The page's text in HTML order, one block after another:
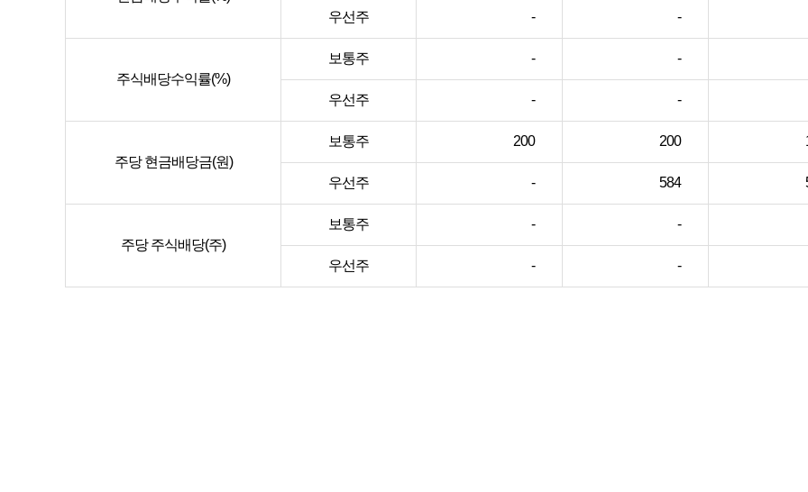
우선주 - -
주식배당수익률(%)
보통주 - -
우선주 - -
주당 현금배당금(원)
보통주 200 200
우선주 - 584
주당 주식배당(주)
보통주 - -
우선주 - -